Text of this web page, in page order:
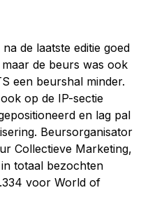
de laatste editie goed
de beurs was ook
een beurshal minder.
op de IP-sectie
en lag pal
Beursorganisator
Collectieve Marketing,
totaal bezochten
voor World of